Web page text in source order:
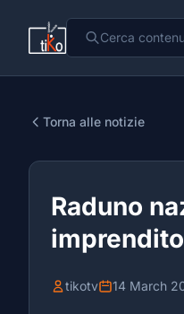
Torna alle notizie
Raduno
tikotv 14 March